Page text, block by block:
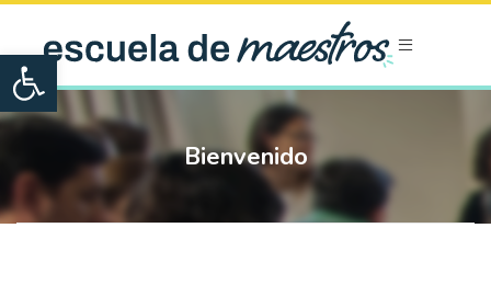
Open toolbar
Bienvenido